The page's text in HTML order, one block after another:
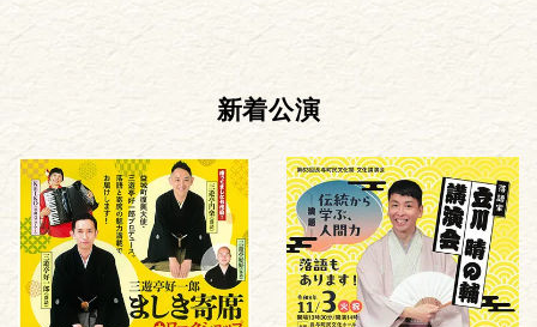
新着公演